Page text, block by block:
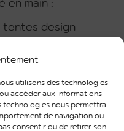
utilisons des technologies
accéder aux informations
technologies nous permettra
de navigation ou
consentir ou de retirer son
en main :
tentes design
votre événement